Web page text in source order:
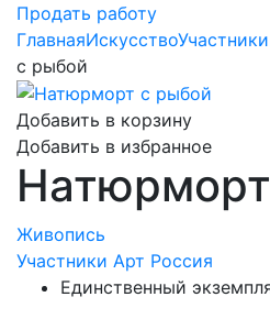
Продать работу
ГлавнаяИскусство
с рыбой
Добавить в корзину
Добавить в избранное
Живопись
Участники Арт Россия
Единственный